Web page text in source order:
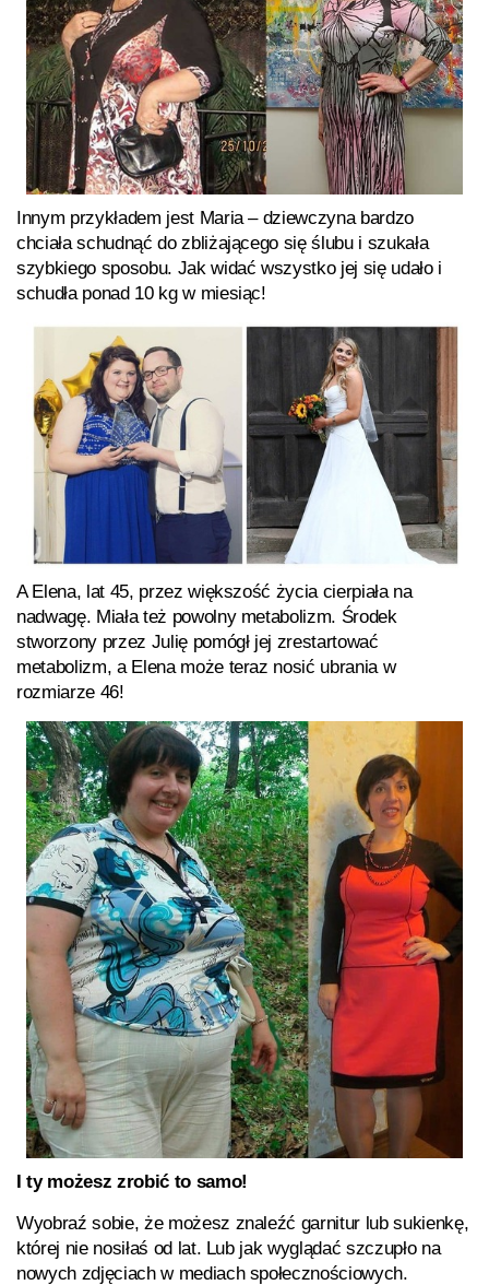
Innym przykładem jest Maria – dziewczyna bardzo
chciała schudnąć do zbliżającego się ślubu i szukała
szybkiego sposobu. Jak widać wszystko jej się udało i
schudła ponad 10 kg w miesiąc!
A Elena, lat 45, przez większość życia cierpiała na
nadwagę. Miała też powolny metabolizm. Środek
stworzony przez Julię pomógł jej zrestartować
metabolizm, a Elena może teraz nosić ubrania w
rozmiarze 46!
I ty możesz zrobić to samo!
Wyobraź sobie, że możesz znaleźć garnitur lub sukienkę,
której nie nosiłaś od lat. Lub jak wyglądać szczupło na
nowych zdjęciach w mediach społecznościowych.